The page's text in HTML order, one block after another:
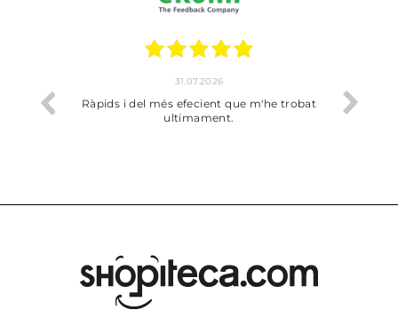
trobat
17.07.2026
Bien pero soy de Vilafranca y no me ha
dejado recoger en tienda